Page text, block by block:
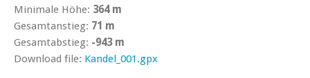
Minimale Höhe: 364 m
Gesamtanstieg: 71 m
Gesamtabstieg: -943 m
Download file: Kandel_001.gpx